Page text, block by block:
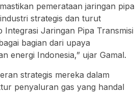
pemerataan jaringan pipa
strategis dan turut
Integrasi Jaringan Pipa Transmisi
bagian dari upaya
energi Indonesia,” ujar Gamal.
strategis mereka dalam
penyaluran gas yang handal